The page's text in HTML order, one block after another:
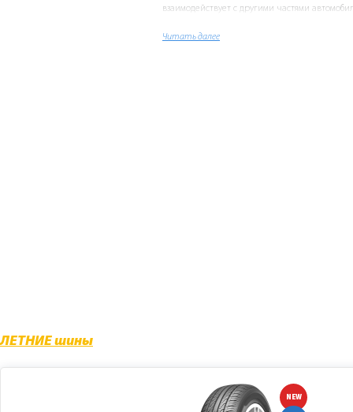
взаимодействует с другими частями
Читать далее
ЛЕТНИЕ шины
NEW